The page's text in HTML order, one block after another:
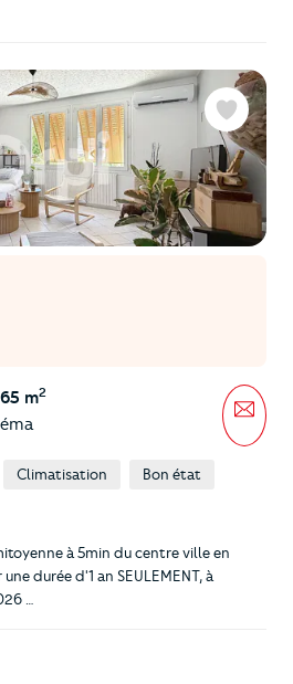
m2
Favoris
Climatisation Bon état
à 5min du centre ville en
durée d'1 an SEULEMENT, à
…